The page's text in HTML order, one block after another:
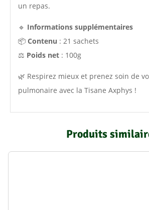
un repas.
🔹 Informations supplémentaires
📦 Contenu : 21 sachets
⚖️ Poids net : 100g
🌿 Respirez mieux et prenez soin de
pulmonaire avec la Tisane Axphys !
Produits